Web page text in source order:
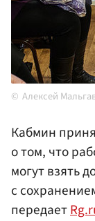
Алексей
Кабмин
о том, что
могут взять
с
передает